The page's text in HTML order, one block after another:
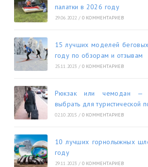
палатки в 2026 году
29.06.2022 / 0 КОММЕНТАРИЕВ
15 лучших моделей
году по обзорам и отзывам
25.11.2023 / 0 КОММЕНТАРИЕВ
Рюкзак или чемодан —
выбрать для туристической
02.10.2015 / 0 КОММЕНТАРИЕВ
10 лучших горнолыжных
году
29.11.2023 / 0 КОММЕНТАРИЕВ